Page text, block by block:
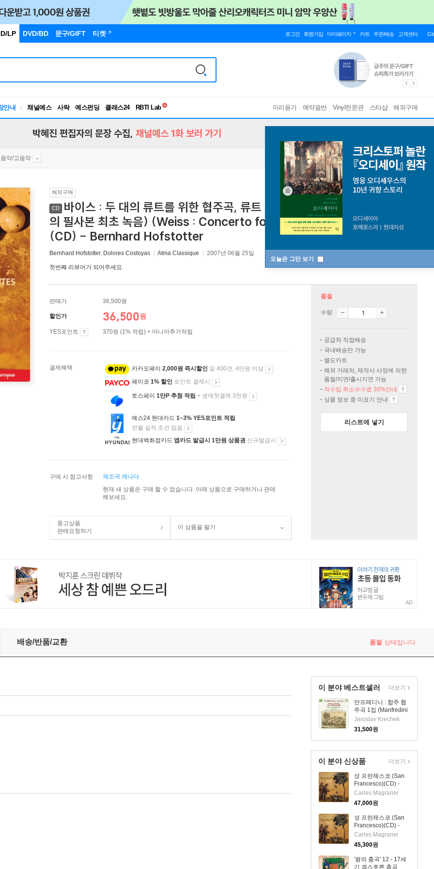
LP DVD/BD 문구/GIFT 티켓 로그인 회원가입 마이페이지 카트 주문/배송 고객센터
안내 채널예스 사락 예스펀딩 클래스24
독서유형검사
미리듣기 예약음반 Vinyl전문관 스타샵 해외구매
오늘은 그만 보기
박혜진 편집자의 문장 수집, 채널예스 1화 보러 가기
악/고음악
해외구매
CD
바이스 : 두 대의 류트를 위한 협주곡, 류트 모음곡 (로라우에서 발견된 바흐
의 필사본 최초 녹음) (Weiss : Concerto for two lutes and Suites)
(CD) - Bernhard Hofstotter
Bernhard Hofstotter, Dolores Costoyas Atma Classique 2007년 06월 25일
첫번째 리뷰어가 되어주세요.
판매가 36,500원
할인가 36,500원
YES포인트 370원 (1% 적립) + 마니아추가적립
결제혜택 카카오페이 2,000원 즉시할인 일 400건, 4만원 이상
페이코 1% 할인 포인트 결제시
토스페이 1만P 추첨 적립 + 생애첫결제 3천원
예스24 현대카드 1~3% YES포인트 적립
전월 실적 조건 없음
현대백화점카드 앱카드 발급시 1만원 상품권 신규발급시
구매 시 참고사항
제조국 캐나다
현재 새 상품은 구매 할 수 없습니다. 아래 상품으로 구매하거나 판매
해보세요.
중고상품
판매요청하기
이 상품을 팔기
품절
수량
공급처 직접배송
국내배송만 가능
별도카트
해외 거래처, 제작사 사정에 의한
품절/지연/출시지연 가능
직수입 취소수수료 30%안내
상품 정보 중 미표기 안내
리스트에 넣기
AD
(로라우에서 발견된 바흐의 필사본 최초 녹음) (Weiss : Concerto for two lutes and Suites)(CD) - Bernhard Hofstotter
배송/반품/교환 품절 상태입니다.
이 분야 베스트셀러
만프레디니 : 합주 협
주곡 1집 (Manfredini
: Concerti Grossi,
Vol.1)(CD) - Jaroslav
Krechek
Jaroslav Krechek
31,500원
더보기
이 분야 신상품
성 프란체스코 (San
Francesco)(CD) -
Carles Magraner
Carles Magraner
47,000원
성 프란체스코 (San
Francesco)(CD) -
Carles Magraner
Carles Magraner
45,300원
'왕의 춤곡' 12 - 17세
기 겜스호른 춤곡
더보기